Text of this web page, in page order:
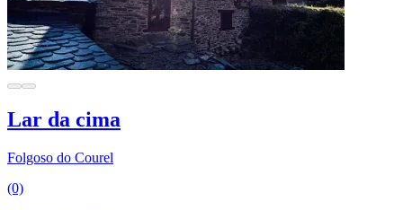
Lar da cima
Folgoso do Courel
(0)